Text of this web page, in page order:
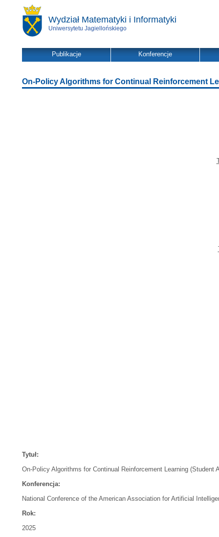
Wydział Matematyki i Informatyki
Uniwersytetu Jagiellońskiego
Publikacje Konferencje
On-Policy Algorithms for Continual Reinforcement
Tytuł:
On-Policy Algorithms for Continual Reinforcement Learning (Student
Konferencja:
National Conference of the American Association for Artificial
Rok:
2025